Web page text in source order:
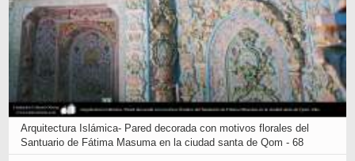
Arquitectura Islámica- Pared decorada con motivos florales del
Santuario de Fátima Masuma en la ciudad santa de Qom - 68